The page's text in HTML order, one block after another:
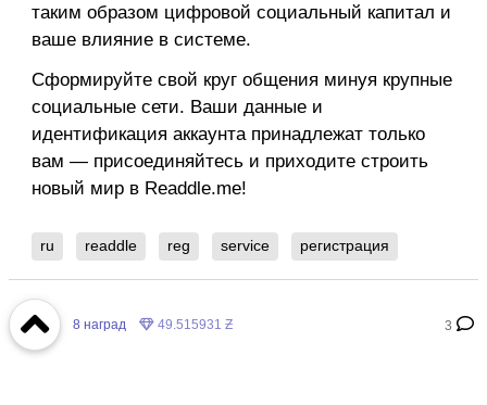
таким образом цифровой социальный капитал и
ваше влияние в системе.
Сформируйте свой круг общения минуя крупные
социальные сети. Ваши данные и
идентификация аккаунта принадлежат только
вам — присоединяйтесь и приходите строить
новый мир в Readdle.me!
ru readdle reg service регистрация
3
8 наград 49.515931 Ƶ